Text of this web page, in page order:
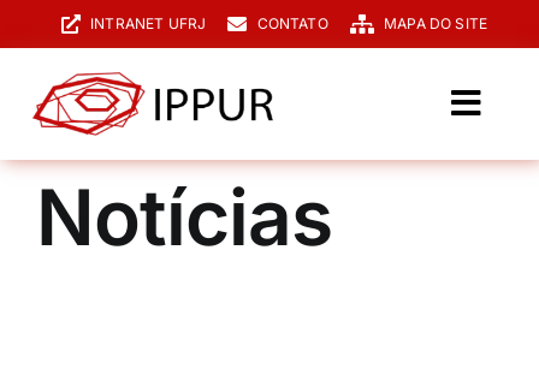
para
conteúdo
INTRANET UFRJ CONTATO MAPA DO SITE
O IPPUR
Graduação
Notícias